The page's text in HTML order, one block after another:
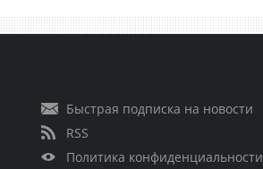
Быстрая подписка на новости
RSS
Политика конфиденциальности